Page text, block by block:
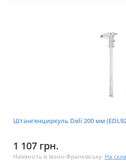
Штангенциркуль Deli 200 мм
1 107 грн.
Наявність в Івано-Франківську: На